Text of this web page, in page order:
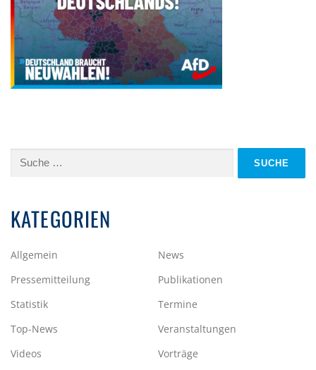
Suche
KATEGORIEN
Allgemein
News
Pressemitteilung
Publikationen
Statistik
Termine
Top-News
Veranstaltungen
Videos
Vorträge